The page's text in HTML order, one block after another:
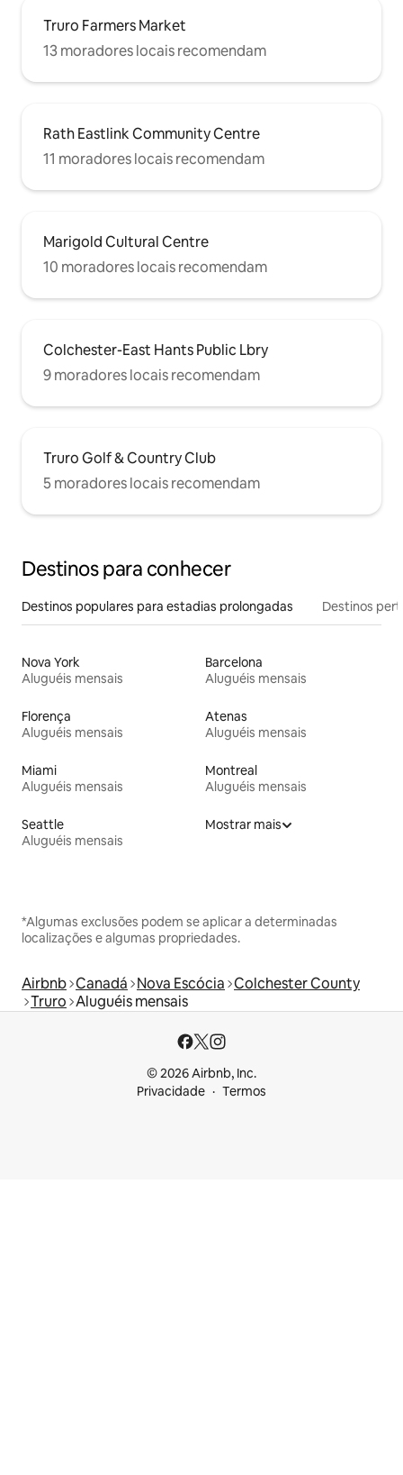
Truro Farmers Market
13 moradores locais recomendam
Rath Eastlink Community Centre
11 moradores locais recomendam
Marigold Cultural Centre
10 moradores locais recomendam
Colchester-East Hants Public Lbry
9 moradores locais recomendam
Truro Golf & Country Club
5 moradores locais recomendam
Destinos para conhecer
Destinos populares para estadias prolongadas Destinos
Nova York
Aluguéis mensais
Barcelona
Aluguéis mensais
Florença
Aluguéis mensais
Atenas
Aluguéis mensais
Miami
Aluguéis mensais
Montreal
Aluguéis mensais
Seattle
Aluguéis mensais
Mostrar mais
*Algumas exclusões podem se aplicar a determinadas
localizações e algumas propriedades.
Airbnb Canadá Nova Escócia Colchester County
Truro Aluguéis mensais
© 2026 Airbnb, Inc.
Privacidade
Termos